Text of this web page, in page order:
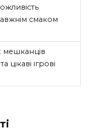
смаком
цікаві ігрові